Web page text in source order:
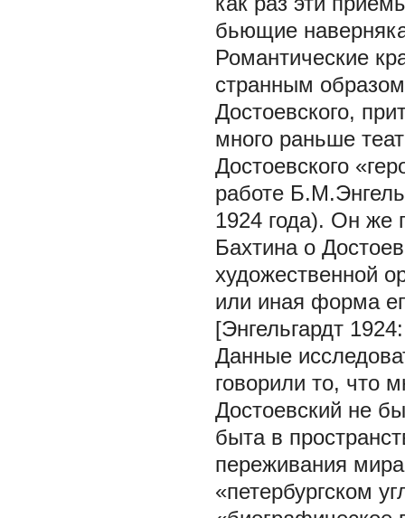
бьющие
Романтические
странным
Достоевского,
много раньше
Достоевского
работе
1924 года). Он же
Бахтина о
художественной
или иная форма
[Энгельгардт
Данные
говорили то, что
Достоевский не
быта в
переживания
«петербургском